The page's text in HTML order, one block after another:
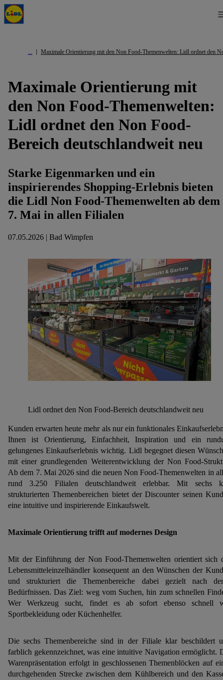
Maximale Orientierung mit den Non Food-Themenwelten: Lidl ordnet den
Maximale Orientierung mit
den Non Food-Themenwelten:
Lidl ordnet den Non Food-
Bereich deutschlandweit neu
Starke Eigenmarken und ein
inspirierendes Shopping-Erlebnis bieten
die Lidl Non Food-Themenwelten ab dem
7. Mai in allen Filialen
07.05.2026 | Bad Wimpfen
Lidl ordnet den Non Food-Bereich deutschlandweit neu
Kunden erwarten heute mehr als nur ein funktionales
Ihnen ist Orientierung, Einfachheit, Inspiration und ein
gelungenes Einkaufserlebnis wichtig. Lidl begegnet diesen
mit einer grundlegenden Weiterentwicklung der Non Food-
Ab dem 7. Mai 2026 sind die neuen Non Food-Themenwelten in
rund 3.250 Filialen deutschlandweit erlebbar. Mit sechs
strukturierten Themenbereichen bietet der Discounter seinen
eine intuitive und inspirierende Einkaufswelt.
Maximale Orientierung trifft auf modernes Design
Mit der Einführung der Non Food-Themenwelten orientiert sich
Lebensmitteleinzelhändler konsequent an den Wünschen der
und strukturiert die Themenbereiche dabei gezielt nach
Bedürfnissen. Das Ziel: weg vom Suchen, hin zum schnellen
Wer Werkzeug sucht, findet es ab sofort ebenso schnell
Sportbekleidung oder Küchenhelfer.
Die sechs Themenbereiche sind in der Filiale klar beschildert
farblich gekennzeichnet, was eine intuitive Navigation ermöglicht.
Warenpräsentation erfolgt in geschlossenen Themenblöcken auf
durchgehenden Strecke zwischen dem Kühlbereich und den